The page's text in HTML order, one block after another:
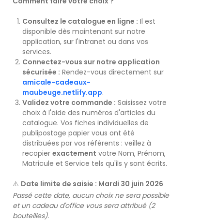
Consultez le catalogue en ligne : Il est
disponible dès maintenant sur notre
application, sur l'intranet ou dans vos
services.
Connectez-vous sur notre application
sécurisée : Rendez-vous directement sur
amicale-cadeaux-
maubeuge.netlify.app.
Validez votre commande : Saisissez votre
choix à l'aide des numéros d'articles du
catalogue. Vos fiches individuelles de
publipostage papier vous ont été
distribuées par vos référents : veillez à
recopier exactement votre Nom, Prénom,
Matricule et Service tels qu'ils y sont écrits.
⚠️ Date limite de saisie : Mardi 30 juin 2026
Passé cette date, aucun choix ne sera possible
et un cadeau d'office vous sera attribué (2
bouteilles).